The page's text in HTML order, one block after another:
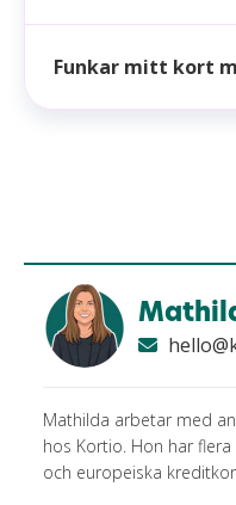
Funkar mitt kort
Mathilda arbetar med
hos Kortio. Hon har
och europeiska